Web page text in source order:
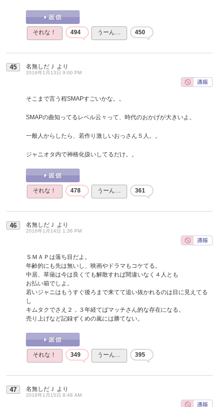
それな！ 494 うーん… 450
45 名無しだＪ より
2016年1月13日 9:00 PM
そこまで言う程SMAPすごいかな。。
SMAPの曲知ってるレベル云々って、時代のおかげが大きいよ。
一般人からしたら、若作り激しいおっさん５人。。
ジャニオタ内で神格化扱いしてるだけ。。
それな！ 478 うーん… 361
46 名無しだＪ より
2016年1月14日 1:36 PM
ＳＭＡＰは落ち目だよ。
年齢的にも先は無いし、映画やドラマもコケてる。
中居、草薙は今は良くても解散すれば間違いなく４人とも
お払い箱でしよ。
若いジャニはもうすぐ後ろまで来てて追い抜かれるのは目に見えてる
し
キムタクでさえ２，３年経てばマッチさん的な存在になる。
売り上げなど記録ずくめの嵐には勝てない。
それな！ 349 うーん… 395
47 名無しだＪ より
2016年1月15日 8:48 AM